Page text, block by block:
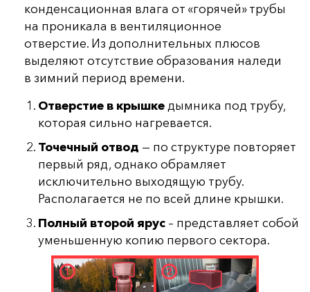
конденсационная влага от «горячей» трубы
на проникала в вентиляционное
отверстие. Из дополнительных плюсов
выделяют отсутствие образования наледи
в зимний период времени.
Отверстие в крышке дымника под трубу,
которая сильно нагревается.
Точечный отвод — по структуре повторяет
первый ряд, однако обрамляет
исключительно выходящую трубу.
Располагается не по всей длине крышки.
Полный второй ярус – представляет собой
уменьшенную копию первого сектора.